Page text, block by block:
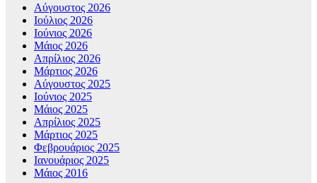
Αύγουστος 2026
Ιούλιος 2026
Ιούνιος 2026
Μάιος 2026
Απρίλιος 2026
Μάρτιος 2026
Αύγουστος 2025
Ιούνιος 2025
Μάιος 2025
Απρίλιος 2025
Μάρτιος 2025
Φεβρουάριος 2025
Ιανουάριος 2025
Μάιος 2016